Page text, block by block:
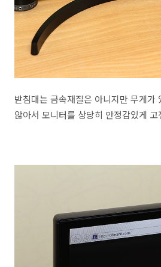
받침대는 금속재질은 아니지만 무게가
않아서 모니터를 상당히 안정감있게 고